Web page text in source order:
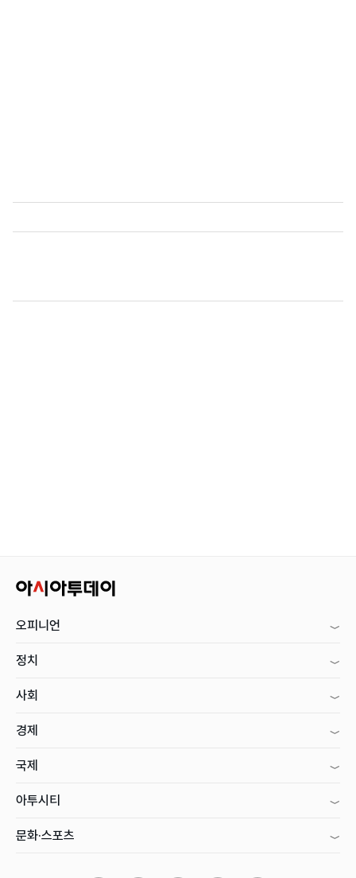
오피니언
정치
사회
경제
국제
아투시티
문화·스포츠